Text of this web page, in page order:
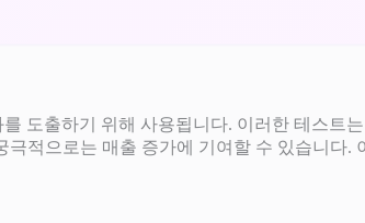
도출하기 위해 사용됩니다. 이러한 테스트
적으로는 매출 증가에 기여할 수 있습니다.